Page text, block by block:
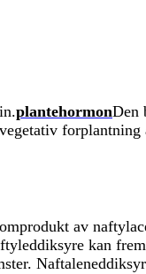
plantehormonDen
av
kan